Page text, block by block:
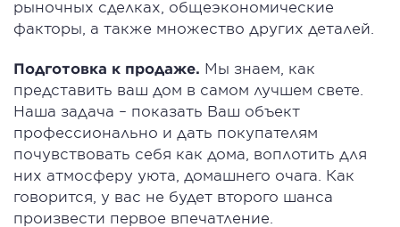
рыночных сделках, общеэкономические
факторы, а также множество других деталей.
Подготовка к продаже. Мы знаем, как
представить ваш дом в самом лучшем свете.
Наша задача – показать Ваш объект
профессионально и дать покупателям
почувствовать себя как дома, воплотить для
них атмосферу уюта, домашнего очага. Как
говорится, у вас не будет второго шанса
произвести первое впечатление.